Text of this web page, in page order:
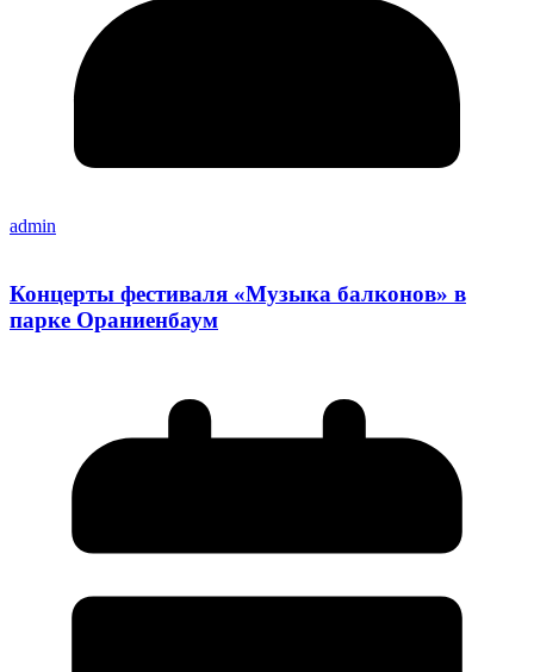
admin
Концерты фестиваля «Музыка балконов» в
парке Ораниенбаум